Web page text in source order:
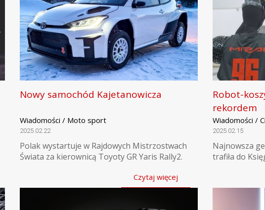
Nowy samochód Kajetanowicza
Wiadomości / Moto sport
2025.02.22
Polak wystartuje w Rajdowych Mistrzostwach
Świata za kierownicą Toyoty GR Yaris Rally2.
Czytaj więcej
Robot-
rekordem
Wiadomości /
2025.02.15
Najnowsza
trafiła do